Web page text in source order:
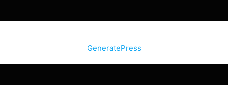
GeneratePress